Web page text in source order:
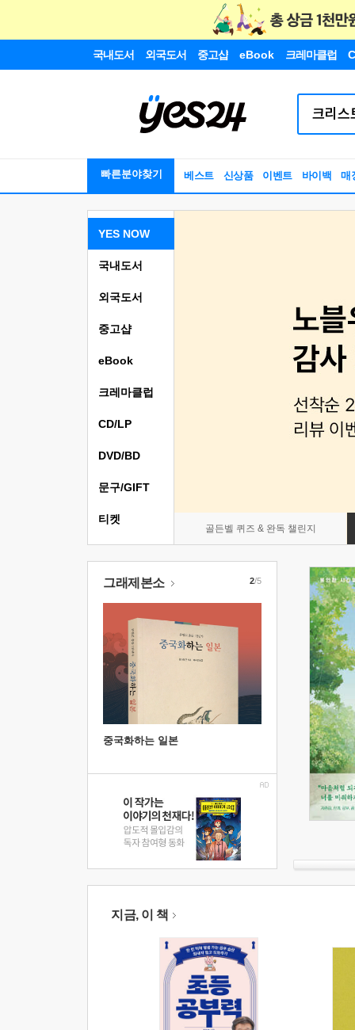
국내도서 외국도서 중고샵 eBook 크레마클럽
빠른분야찾기 베스트 신상품 이벤트 바이백 매
YES NOW
골든벨 퀴즈 & 완독 챌린지
국내도서
외국도서
중고샵
eBook
크레마클럽
CD/LP
DVD/BD
문구/GIFT
티켓
그래제본소
중국화하는 일본
2/5
지금, 이 책